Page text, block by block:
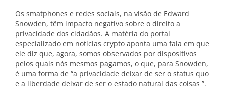
Os smatphones e redes sociais, na visão de Edward
Snowden, têm impacto negativo sobre o direito a
privacidade dos cidadãos. A matéria do portal
especializado em notícias crypto aponta uma fala em que
ele diz que, agora, somos observados por dispositivos
pelos quais nós mesmos pagamos, o que, para Snowden,
é uma forma de “a privacidade deixar de ser o status quo
e a liberdade deixar de ser o estado natural das coisas ”.